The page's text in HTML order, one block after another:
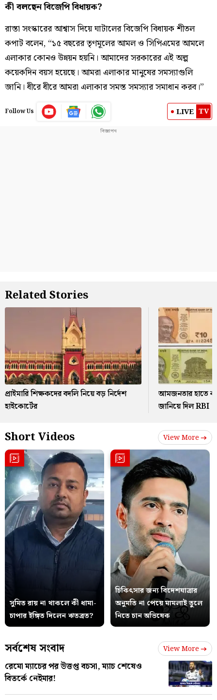
কী বলছেন বিজেপি বিধায়ক?
রাস্তা সংস্কারের আশ্বাস দিয়ে ঘাটালের বিজেপি বিধায়ক শীতল
কপাট বলেন, “১৫ বছরের তৃণমূলের আমল ও সিপিএমের আমলে
এলাকার কোনও উন্নয়ন হয়নি। আমাদের সরকারের এই অল্প
কয়েকদিন বয়স হয়েছে। আমরা এলাকার মানুষের সমস্যাগুলি
জানি। ধীরে ধীরে আমরা এলাকার সমস্ত সমস্যার সমাধান করব।”
Follow Us LIVE TV
Related Stories
প্রাইমারি শিক্ষকদের বদলি নিয়ে বড় নির্দেশ
হাইকোর্টের
আমজনতার হাতে
জানিয়ে দিল RBI
Short Videos View More
সুমিত রায় না থাকলে কী ধামা-
চাপার ইঙ্গিত দিলেন ঋতব্রত?
চিকিৎসার জন্য বিদেশযাত্রার
অনুমতি না পেয়ে মামলাই তুলে
নিতে চান অভিষেক
সর্বশেষ সংবাদ View More
রেমো ম্যাচের পর উত্তপ্ত বচসা, ম্যাচ শেষেও
বিতর্কে নেইমার!